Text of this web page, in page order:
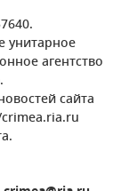
унитарное
агентство
сайта